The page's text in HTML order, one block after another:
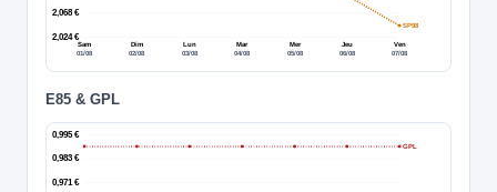
2,024 €
2,068 €
Sam
01/08
Dim
02/08
Lun
03/08
Mar
04/08
Mer
05/08
Jeu
06/08
Ven
07/08
SP98
E85 & GPL
0,971 €
0,983 €
0,995 €
GPL